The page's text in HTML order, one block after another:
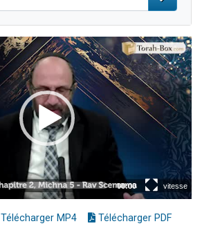
Télécharger MP4 Télécharger PDF